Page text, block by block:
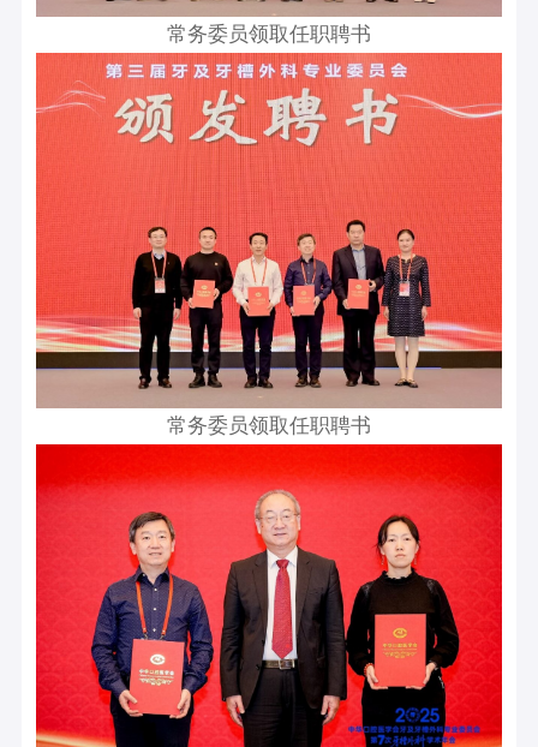
常务委员领取任职聘书
常务委员领取任职聘书